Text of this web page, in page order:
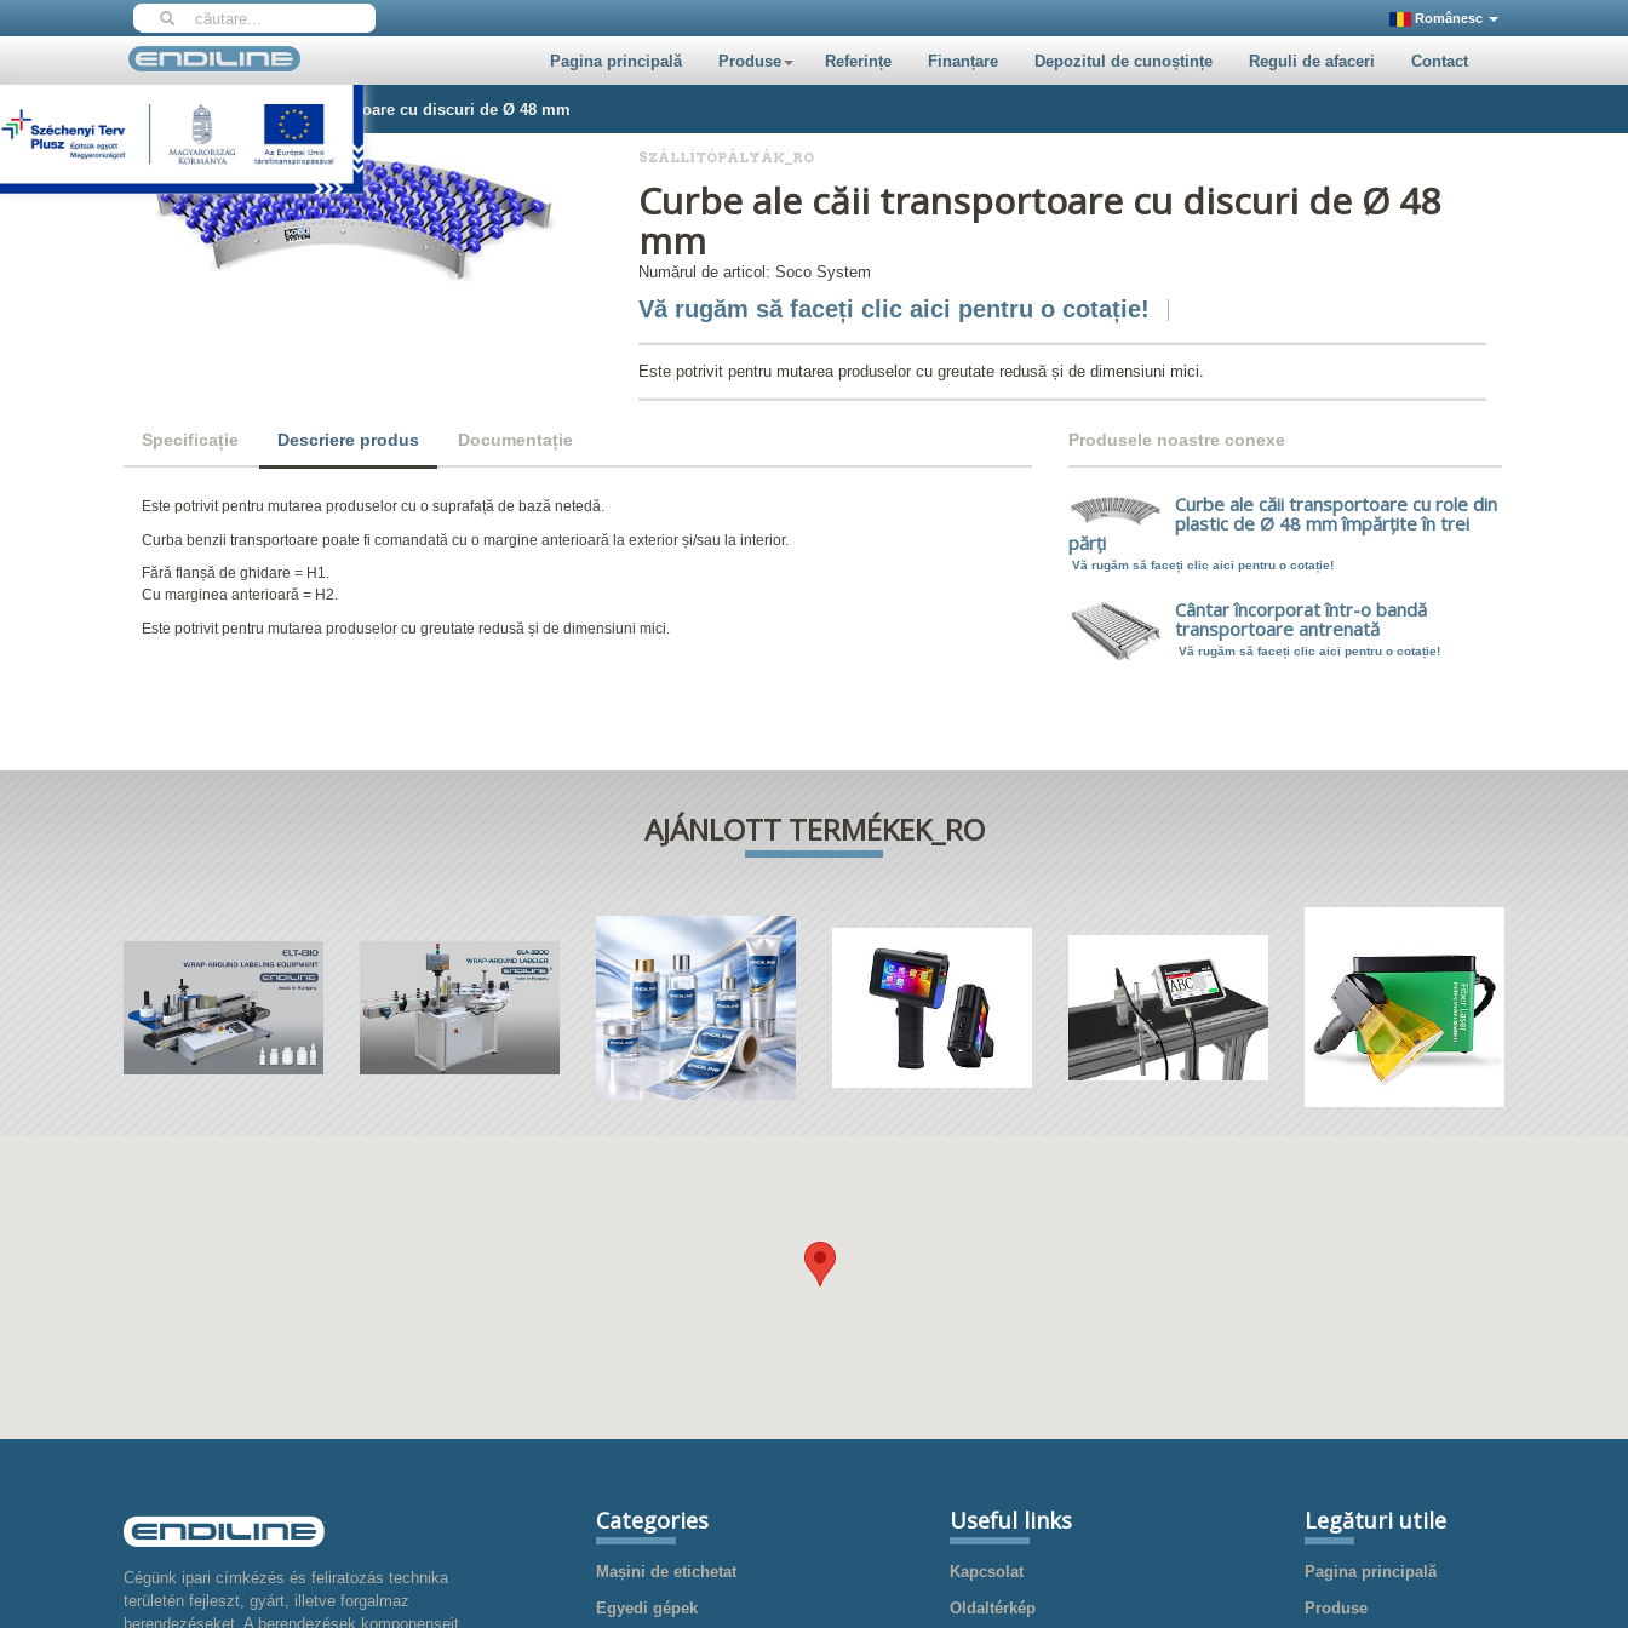
Românesc
Pagina principală Produse Referințe Finanțare Depozitul de cunoștințe Reguli de afaceri Contact
Home Curbe ale căii transportoare cu discuri de Ø 48 mm
SZÁLLÍTÓPÁLYÁK_RO
Curbe ale căii transportoare cu discuri de Ø 48
mm
Numărul de articol: Soco System
Vă rugăm să faceți clic aici pentru o cotație!
Este potrivit pentru mutarea produselor cu greutate redusă și de dimensiuni mici.
Specificație Descriere produs Documentație
Este potrivit pentru mutarea produselor cu o suprafață de bază netedă.
Curba benzii transportoare poate fi comandată cu o margine anterioară la exterior și/sau la interior.
Fără flanșă de ghidare = H1.
Cu marginea anterioară = H2.
Este potrivit pentru mutarea produselor cu greutate redusă și de dimensiuni mici.
Produsele noastre conexe
Curbe ale căii transportoare cu role din
plastic de Ø 48 mm împărțite în trei
părți
Vă rugăm să faceți clic aici pentru o cotație!
Cântar încorporat într-o bandă
transportoare antrenată
Vă rugăm să faceți clic aici pentru o cotație!
AJÁNLOTT TERMÉKEK_RO
Cégünk ipari címkézés és feliratozás technika
területén fejleszt, gyárt, illetve forgalmaz
berendezéseket. A berendezések komponenseit
Categories
Mașini de etichetat
Egyedi gépek
Useful links
Kapcsolat
Oldaltérkép
Legături utile
Pagina principală
Produse